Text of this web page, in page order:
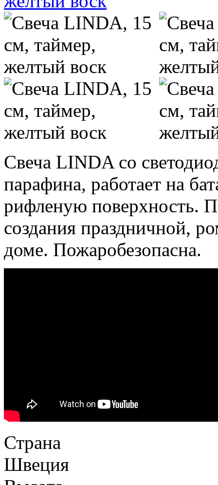
Свеча LINDA со
парафина, работает на
рифленую поверхность.
создания праздничной,
доме. Пожаробезопасна.
Страна
Швеция